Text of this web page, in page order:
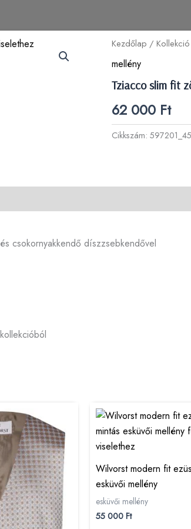
Kezdőlap /Kollekció
mellény
Tziacco slim fit
62 000 Ft
Cikkszám:
csokornyakkendő díszzsebkendővel
Wilvorst modern fit
esküvői mellény
esküvői mellény
55 000 Ft